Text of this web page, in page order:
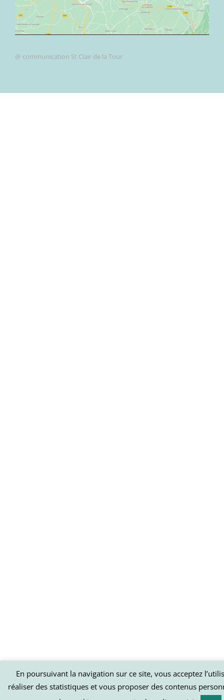
@ communication St Clair de la Tour
En poursuivant la navigation sur ce site, vous acceptez
réaliser des statistiques et vous proposer des contenus